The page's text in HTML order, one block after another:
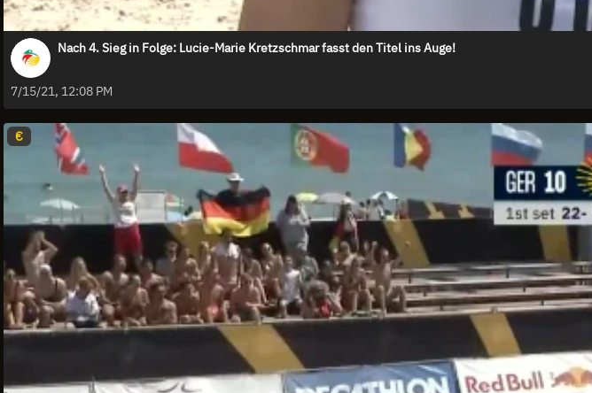
Nach 4. Sieg in Folge: Lucie-Marie Kretzschmar fasst den Titel ins Auge!
7/15/21, 12:08 PM
€